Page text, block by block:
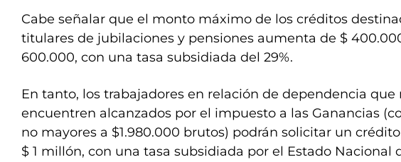
Cabe señalar que el monto máximo de los créditos
titulares de jubilaciones y pensiones aumenta de $
600.000, con una tasa subsidiada del 29%.
En tanto, los trabajadores en relación de dependencia que
encuentren alcanzados por el impuesto a las Ganancias
no mayores a $1.980.000 brutos) podrán solicitar un
$ 1 millón, con una tasa subsidiada por el Estado Nacional